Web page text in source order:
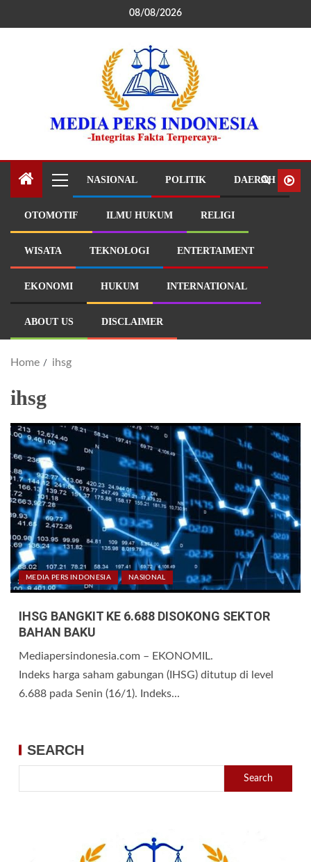
08/08/2026
NASIONAL POLITIK DAERAH
OTOMOTIF ILMU HUKUM RELIGI
WISATA TEKNOLOGI ENTERTAIMENT
EKONOMI HUKUM INTERNATIONAL
ABOUT US DISCLAIMER
Home ihsg
ihsg
MEDIA PERS INDONESIA NASIONAL
IHSG BANGKIT KE 6.688 DISOKONG SEKTOR
BAHAN BAKU
Mediapersindonesia.com – EKONOMIL.
Indeks harga saham gabungan (IHSG) ditutup di level
6.688 pada Senin (16/1). Indeks...
SEARCH
Search